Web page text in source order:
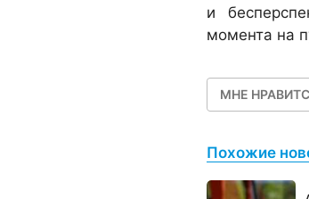
и
момента на
МНЕ
Похожие